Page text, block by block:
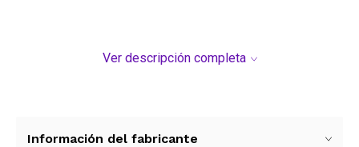
Ver descripción completa
Información del fabricante